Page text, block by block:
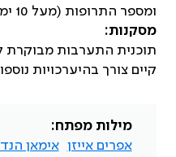
ומספר התרופות (מעל 10 ימים לעומת מתחת ל-10 ימים) לא היו השפעות על שיעורי ההצלחה של ההתערבות.
מסקנות:
תוכנית התערבות מבוקרת
קיים צורך בהיערכויות
מילות מפתח:
אפרים אייזן אימאן